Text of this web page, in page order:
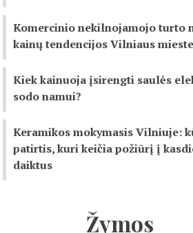
Komercinio nekilnojamojo turto
kainų tendencijos Vilniaus mieste
Kiek kainuoja įsirengti saulės
sodo namui?
Keramikos mokymasis Vilniuje:
patirtis, kuri keičia požiūrį į
daiktus
Žymos